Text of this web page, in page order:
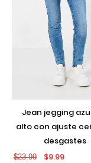
jean jegging azul tiro
alto con ajuste
desgastes
$23.99 $9.99